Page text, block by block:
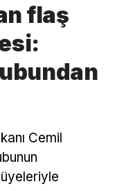
flaş
Cemil